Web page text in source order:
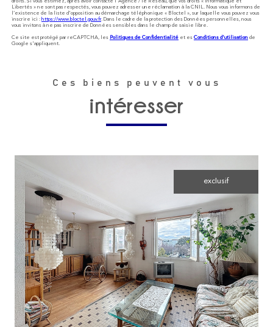
droits. Si vous estimez, après avoir contacté l'Agence / le Réseau, que vos droits « Informatique et
Libertés » ne sont pas respectés, vous pouvez adresser une réclamation à la CNIL. Nous vous informons de
l’existence de la liste d'opposition au démarchage téléphonique « Bloctel », sur laquelle vous pouvez vous
inscrire ici : https://www.bloctel.gouv.fr. Dans le cadre de la protection des Données personnelles, nous
vous invitons à ne pas inscrire de Données sensibles dans le champ de saisie libre.
Ce site est protégé par reCAPTCHA, les Politiques de Confidentialité et es Conditions d'utilisation de
Google s'appliquent.
Ces biens peuvent vous
intéresser
exclusif
voir le bien